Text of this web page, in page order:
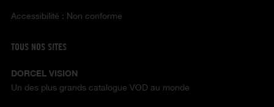
Accessibilité : Non conforme
TOUS NOS SITES
DORCEL VISION
Un des plus grands catalogue VOD au monde